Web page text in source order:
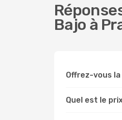
Bajo à
Offrez-vous
Quel est le